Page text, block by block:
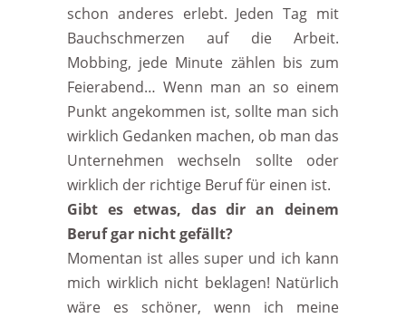
schon anderes erlebt. Jeden Tag mit
Bauchschmerzen auf die Arbeit.
Mobbing, jede Minute zählen bis zum
Feierabend… Wenn man an so einem
Punkt angekommen ist, sollte man sich
wirklich Gedanken machen, ob man das
Unternehmen wechseln sollte oder
wirklich der richtige Beruf für einen ist.
Gibt es etwas, das dir an deinem
Beruf gar nicht gefällt?
Momentan ist alles super und ich kann
mich wirklich nicht beklagen! Natürlich
wäre es schöner, wenn ich meine